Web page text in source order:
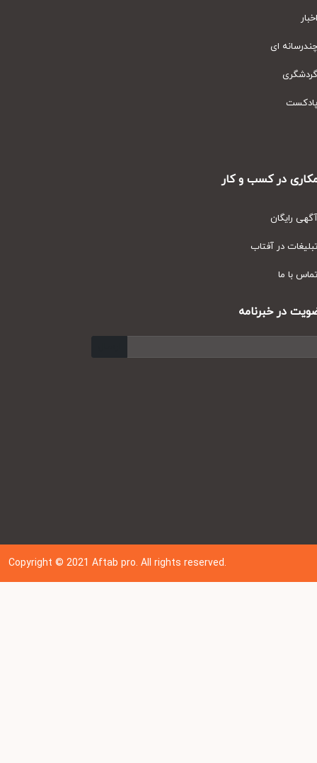
ای
در کسب و کار
رایگان
در آفتاب
با ما
در خبرنامه
Copyright © 202 1Aftab pro. All rights reserved.